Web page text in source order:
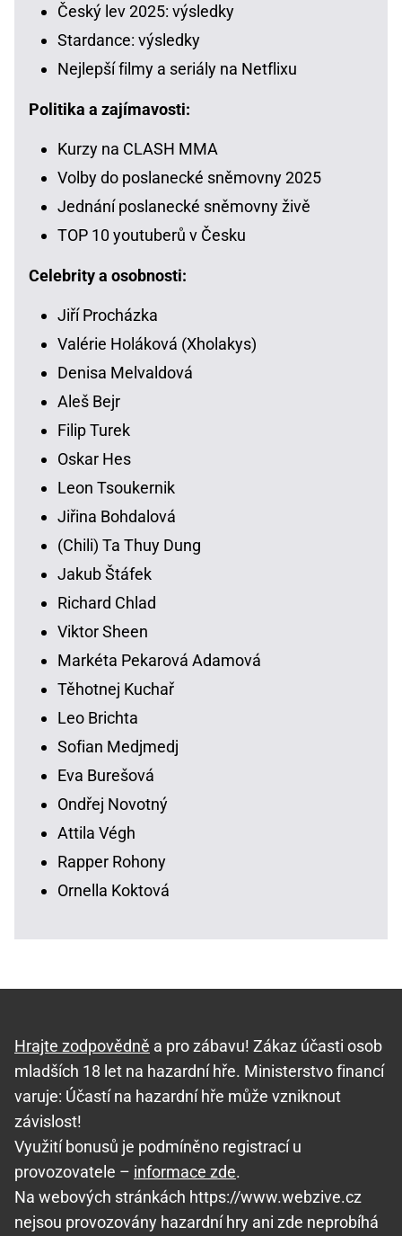
Český lev 2025: výsledky
Stardance: výsledky
Nejlepší filmy a seriály na Netflixu
Politika a zajímavosti:
Kurzy na CLASH MMA
Volby do poslanecké sněmovny 2025
Jednání poslanecké sněmovny živě
TOP 10 youtuberů v Česku
Celebrity a osobnosti:
Jiří Procházka
Valérie Holáková (Xholakys)
Denisa Melvaldová
Aleš Bejr
Filip Turek
Oskar Hes
Leon Tsoukernik
Jiřina Bohdalová
(Chili) Ta Thuy Dung
Jakub Štáfek
Richard Chlad
Viktor Sheen
Markéta Pekarová Adamová
Těhotnej Kuchař
Leo Brichta
Sofian Medjmedj
Eva Burešová
Ondřej Novotný
Attila Végh
Rapper Rohony
Ornella Koktová
Hrajte zodpovědně a pro zábavu! Zákaz účasti osob
mladších 18 let na hazardní hře. Ministerstvo financí
varuje: Účastí na hazardní hře může vzniknout
závislost!
Využití bonusů je podmíněno registrací u
provozovatele – informace zde.
Na webových stránkách https://www.webzive.cz
nejsou provozovány hazardní hry ani zde neprobíhá